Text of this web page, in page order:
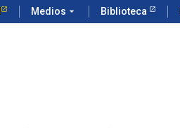
Medios arrow_drop_down Biblioteca